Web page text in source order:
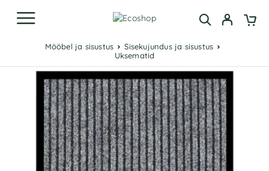
Mööbel ja sisustus
Sisekujundus ja sisustus
Uksematid